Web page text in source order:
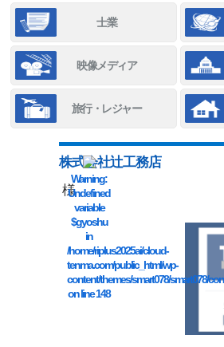
士業
映像メディア
旅行・レジャー
Warning:
Undefined
variable
$gyoshu
in
/home/riplus2025ai/cloud-
tenma.com/public_html/wp-
content/themes/smart078/smart078/
on line148
株式会社辻工務店
様